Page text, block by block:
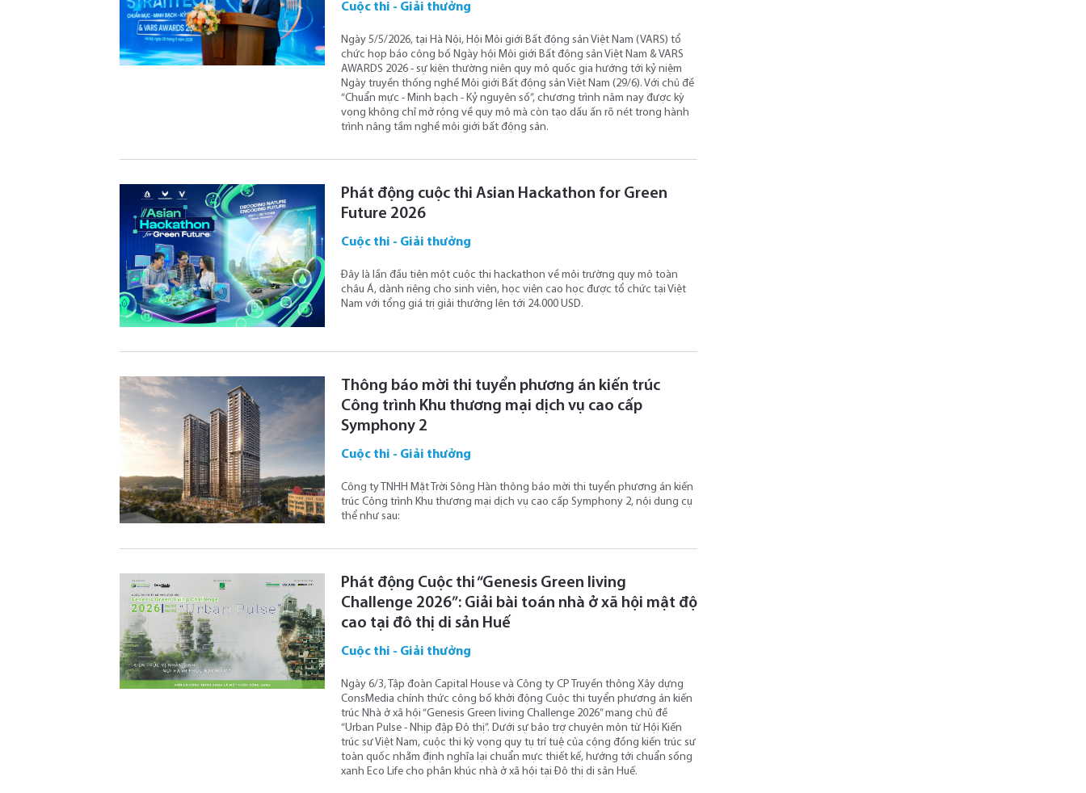
Cuộc thi - Giải thưởng
Ngày 5/5/2026, tại Hà Nội, Hội Môi giới Bất động sản Việt Nam (VARS) tổ
chức họp báo công bố Ngày hội Môi giới Bất động sản Việt Nam & VARS
AWARDS 2026 - sự kiện thường niên quy mô quốc gia hướng tới kỷ niệm
Ngày truyền thống nghề Môi giới Bất động sản Việt Nam (29/6). Với chủ đề
“Chuẩn mực - Minh bạch - Kỷ nguyên số”, chương trình năm nay được kỳ
vọng không chỉ mở rộng về quy mô mà còn tạo dấu ấn rõ nét trong hành
trình nâng tầm nghề môi giới bất động sản.
Phát động cuộc thi Asian Hackathon for Green
Future 2026
Cuộc thi - Giải thưởng
Đây là lần đầu tiên một cuộc thi hackathon về môi trường quy mô toàn
châu Á, dành riêng cho sinh viên, học viên cao học được tổ chức tại Việt
Nam với tổng giá trị giải thưởng lên tới 24.000 USD.
Thông báo mời thi tuyển phương án kiến trúc
Công trình Khu thương mại dịch vụ cao cấp
Symphony 2
Cuộc thi - Giải thưởng
Công ty TNHH Mặt Trời Sông Hàn thông báo mời thi tuyển phương án kiến
trúc Công trình Khu thương mại dịch vụ cao cấp Symphony 2, nội dung cụ
thể như sau:
Phát động Cuộc thi “Genesis Green living
Challenge 2026”: Giải bài toán nhà ở xã hội mật độ
cao tại đô thị di sản Huế
Cuộc thi - Giải thưởng
Ngày 6/3, Tập đoàn Capital House và Công ty CP Truyền thông Xây dựng
ConsMedia chính thức công bố khởi động Cuộc thi tuyển phương án kiến
trúc Nhà ở xã hội “Genesis Green living Challenge 2026” mang chủ đề
“Urban Pulse - Nhịp đập Đô thị”. Dưới sự bảo trợ chuyên môn từ Hội Kiến
trúc sư Việt Nam, cuộc thi kỳ vọng quy tụ trí tuệ của cộng đồng kiến trúc sư
toàn quốc nhằm định nghĩa lại chuẩn mực thiết kế, hướng tới chuẩn sống
xanh Eco Life cho phân khúc nhà ở xã hội tại Đô thị di sản Huế.